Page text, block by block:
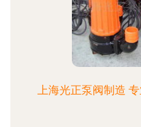
上海光正泵阀制造